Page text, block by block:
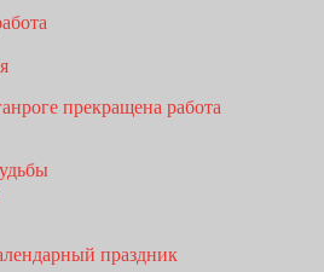
прекращена работа
праздник